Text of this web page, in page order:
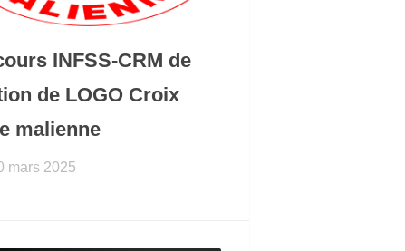
INFSS-CRM de
de LOGO Croix
malienne
mars 2025